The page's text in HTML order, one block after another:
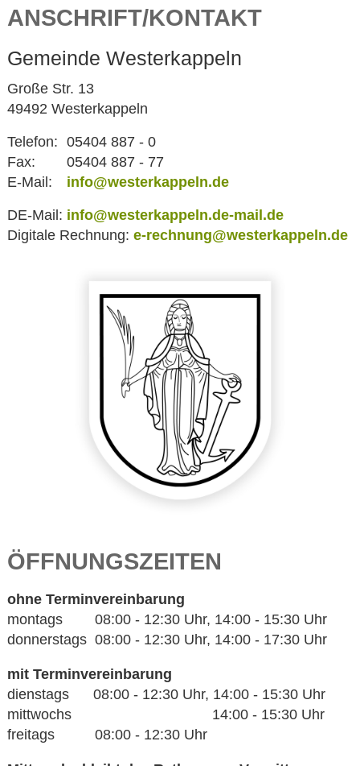
ANSCHRIFT/KONTAKT
Gemeinde Westerkappeln
Große Str. 13
49492 Westerkappeln
Telefon: 05404 887 - 0
Fax:
05404 887 - 77
E-Mail:
info@westerkappeln.de
DE-Mail: info@westerkappeln.de-mail.de
Digitale Rechnung: e-rechnung@westerkappeln.de
ÖFFNUNGSZEITEN
ohne Terminvereinbarung
montags 08:00 - 12:30 Uhr, 14:00 - 15:30 Uhr
donnerstags 08:00 - 12:30 Uhr, 14:00 - 17:30 Uhr
mit Terminvereinbarung
dienstags 08:00 - 12:30 Uhr, 14:00 - 15:30 Uhr
mittwochs 14:00 - 15:30 Uhr
freitags 08:00 - 12:30 Uhr